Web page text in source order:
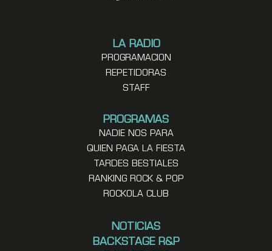
LA RADIO
PROGRAMACION
REPETIDORAS
STAFF
PROGRAMAS
NADIE NOS PARA
QUIEN PAGA LA FIESTA
TARDES BESTIALES
RANKING ROCK & POP
ROCKOLA CLUB
NOTICIAS
BACKSTAGE R&P